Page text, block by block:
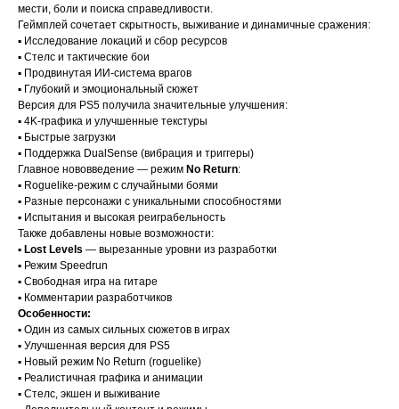
мести, боли и поиска справедливости.
Геймплей сочетает скрытность, выживание и динамичные сражения:
▪️ Исследование локаций и сбор ресурсов
▪️ Стелс и тактические бои
▪️ Продвинутая ИИ-система врагов
▪️ Глубокий и эмоциональный сюжет
Версия для PS5 получила значительные улучшения:
▪️ 4K-графика и улучшенные текстуры
▪️ Быстрые загрузки
▪️ Поддержка DualSense (вибрация и триггеры)
Главное нововведение — режим No Return:
▪️ Roguelike-режим с случайными боями
▪️ Разные персонажи с уникальными способностями
▪️ Испытания и высокая реиграбельность
Также добавлены новые возможности:
▪️ Lost Levels — вырезанные уровни из разработки
▪️ Режим Speedrun
▪️ Свободная игра на гитаре
▪️ Комментарии разработчиков
Особенности:
▪️ Один из самых сильных сюжетов в играх
▪️ Улучшенная версия для PS5
▪️ Новый режим No Return (roguelike)
▪️ Реалистичная графика и анимации
▪️ Стелс, экшен и выживание